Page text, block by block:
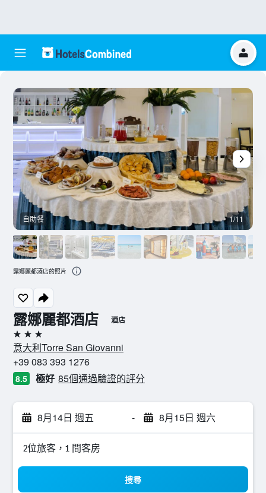
露娜麗都酒店 酒店
3星級
意大利Torre San Giovanni
+39 083 393 1276
8.5 極好 85個通過驗證的評分
8月14日 週五 - 8月15日 週六
2位旅客，1 間客房
搜尋
自助餐 1/11
露娜麗都酒店的照片